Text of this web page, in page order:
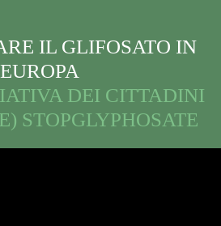
IL GLIFOSATO IN
EUROPA
DEI CITTADINI
STOPGLYPHOSATE